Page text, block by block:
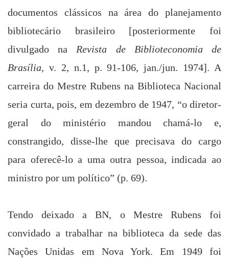
documentos clássicos na área do planejamento
bibliotecário brasileiro [posteriormente foi
divulgado na Revista de Biblioteconomiade
Brasília, v. 2, n.1, p. 91-106, jan./jun. 1974]. A
carreira do Mestre Rubens na Biblioteca Nacional
seria curta, pois, em dezembro de 1947, “o diretor-
geral do ministério mandou chamá-lo e,
constrangido, disse-lhe que precisava do cargo
para oferecê-lo a uma outra pessoa, indicada ao
ministro por um político” (p. 69).
Tendo deixado a BN, o Mestre Rubens foi
convidado a trabalhar na biblioteca da sede das
Nações Unidas em Nova York. Em
1949 foi